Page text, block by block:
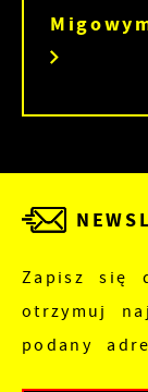
Zapisz się
otrzymuj
podany